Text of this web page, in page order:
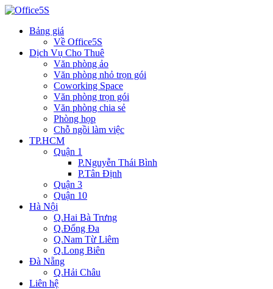
Bảng giá
Về Office5S
Dịch Vụ Cho Thuê
Văn phòng ảo
Văn phòng nhỏ trọn gói
Coworking Space
Văn phòng trọn gói
Văn phòng chia sẻ
Phòng họp
Chỗ ngồi làm việc
TP.HCM
Quận 1
P.Nguyễn Thái Bình
P.Tân Định
Quận 3
Quận 10
Hà Nội
Q.Hai Bà Trưng
Q.Đống Đa
Q.Nam Từ Liêm
Q.Long Biên
Đà Nẵng
Q.Hải Châu
Liên hệ